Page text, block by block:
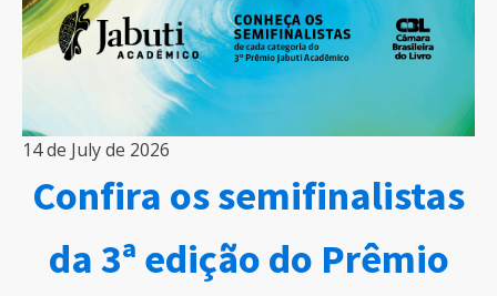
14 de July de 2026
Confira os semifinalistas
da 3ª edição do Prêmio